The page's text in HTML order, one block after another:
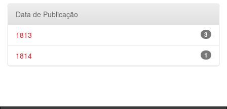
Data de Publicação
3
1813
1
1814